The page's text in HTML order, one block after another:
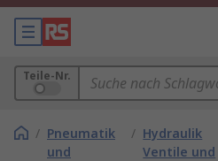
Teile-Nr.
/ Pneumatik
und
/ Hydraulik
Ventile und